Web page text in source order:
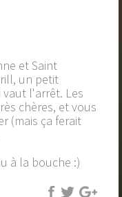
et Saint
un petit
l'arrêt. Les
chères, et vous
(mais ça ferait
à la bouche :)